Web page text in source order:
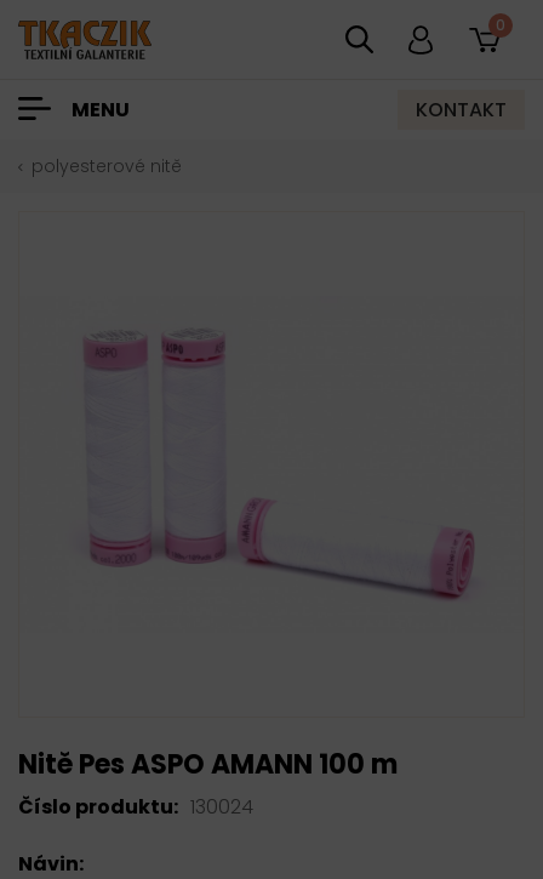
0
MENU KONTAKT
polyesterové nitě
Nitě Pes ASPO AMANN 100 m
Číslo produktu: 130024
Návin: